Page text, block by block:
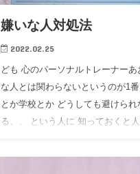
嫌いな人対処法
2022.02.25
ども 心のパーソナルトレーナー
な人とは関わらないというのが1
とか学校とか どうしても避けられ
る、、 という人に 知っておくと